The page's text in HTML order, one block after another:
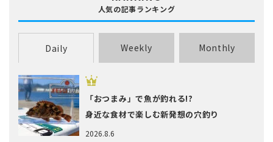
人気の記事ランキング
Daily Weekly Monthly
2026.8.6
「おつまみ」で魚が釣れる!?
身近な食材で楽しむ新発想の穴釣り